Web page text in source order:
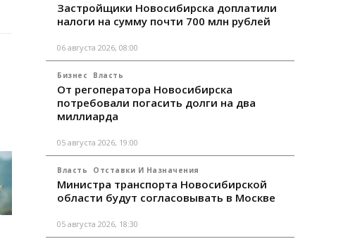
Застройщики Новосибирска доплатили
налоги на сумму почти 700 млн рублей
06 августа 2026, 08:00
Бизнес Власть
От регоператора Новосибирска
потребовали погасить долги на два
миллиарда
05 августа 2026, 19:00
Власть Отставки И Назначения
Министра транспорта Новосибирской
области будут согласовывать в Москве
05 августа 2026, 18:30